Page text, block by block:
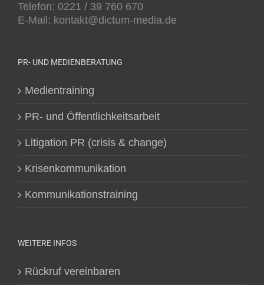
Telefon: 0221 / 39 760 670
E-Mail: kontakt@dictum-media.de
PR- UND MEDIENBERATUNG
Medientraining
PR- und Öffentlichkeitsarbeit
Litigation PR (crisis & change)
Krisenkommunikation
Kommunikationstraining
WEITERE INFOS
Rückruf vereinbaren